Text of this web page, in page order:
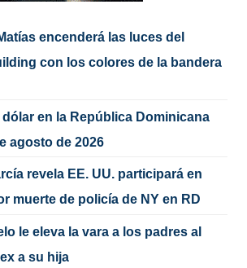
encenderá las luces del
con los colores de la bandera
dólar en la República Dominicana
agosto de 2026
revela EE. UU. participará en
muerte de policía de NY en RD
le eleva la vara a los padres al
a su hija